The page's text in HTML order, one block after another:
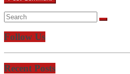
Follow Us
Recent Posts